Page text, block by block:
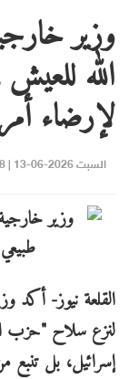
وزير
الله
لإرضاء
السبت 2026-06-13 | 02:28 pm
القلعة نيوز- أكد
لنزع سلاح "حزب
إسرائيل، بل تنبع